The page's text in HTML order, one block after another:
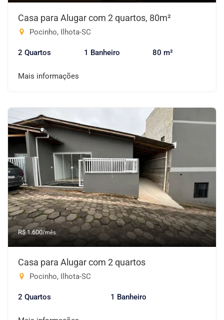
Casa para Alugar com 2 quartos, 80m²
Pocinho, Ilhota-SC
2 Quartos 1 Banheiro 80 m²
Mais informações
R$ 1.600/mês
Casa para Alugar com 2 quartos
Pocinho, Ilhota-SC
2 Quartos 1 Banheiro